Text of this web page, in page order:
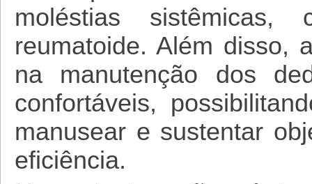
moléstias
reumatoide. Além disso,
na manutenção dos
confortáveis,
manusear e sustentar
eficiência.